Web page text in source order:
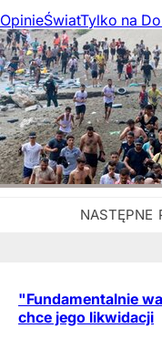
OpinieŚwiatTylko na
"Fundamentalnie
chce jego likwidacji